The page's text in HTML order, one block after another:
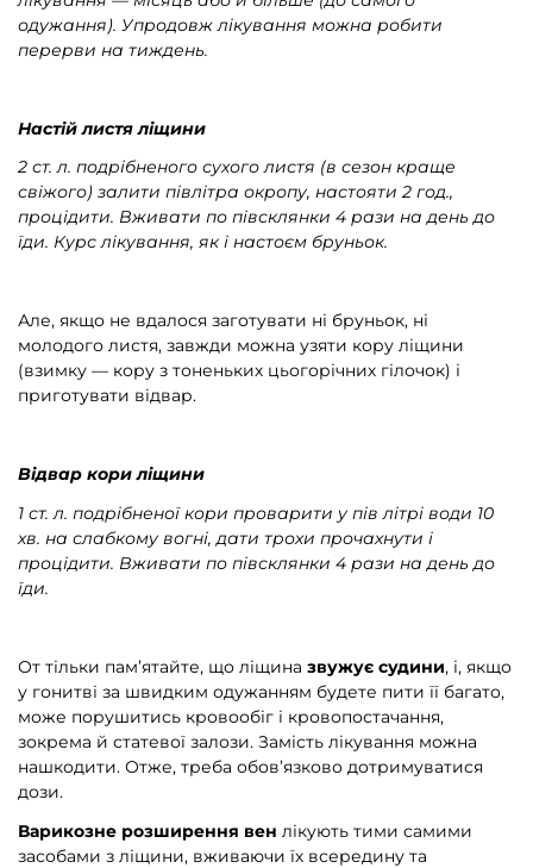
одужання). Упродовж лікування можна робити
перерви на тиждень.
Настій листя ліщини
2 ст. л. подрібненого сухого листя (в сезон краще
свіжого) залити півлітра окропу, настояти 2 год.,
процідити. Вживати по півсклянки 4 рази на день до
їди. Курс лікування, як і настоєм бруньок.
Але, якщо не вдалося заготувати ні бруньок, ні
молодого листя, завжди можна узяти кору ліщини
(взимку — кору з тоненьких цьогорічних гілочок) і
приготувати відвар.
Відвар кори ліщини
1 ст. л. подрібненої кори проварити у пів літрі води 10
хв. на слабкому вогні, дати трохи прочахнути і
процідити. Вживати по півсклянки 4 рази на день до
їди.
От тільки пам’ятайте, що ліщина звужує судини, і, якщо
у гонитві за швидким одужанням будете пити її багато,
може порушитись кровообіг і кровопостачання,
зокрема й статевої залози. Замість лікування можна
нашкодити. Отже, треба обов’язково дотримуватися
дози.
Варикозне розширення вен лікують тими самими
засобами з ліщини, вживаючи їх всередину та